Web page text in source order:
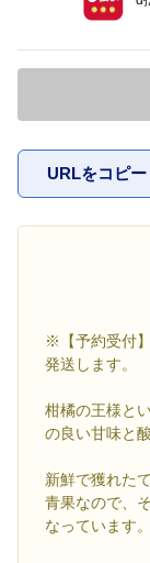
URLをコピー
※【予約受付
発送します。
柑橘の王様と
の良い甘味と
新鮮で獲れた
青果なので、
なっています。